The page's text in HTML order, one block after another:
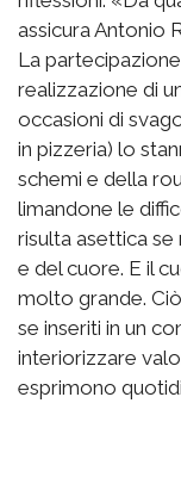
assicura Antonio
La
realizzazione di
occasioni di
in pizzeria) lo
schemi e della
limandone le
risulta asettica
e del cuore. E il
molto grande.
se inseriti in un
interiorizzare
esprimono